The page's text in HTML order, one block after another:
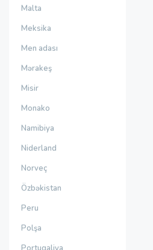
Malta
Meksika
Men adası
Mərakeş
Misir
Monako
Namibiya
Niderland
Norveç
Özbəkistan
Peru
Polşa